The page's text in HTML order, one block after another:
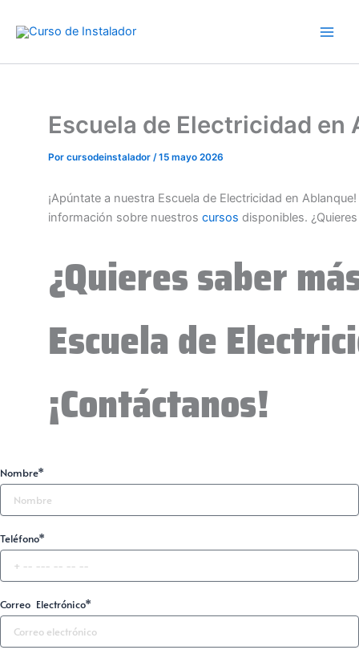
Escuela de Electricidad en
Por cursodeinstalador /15 mayo 2026
¡Apúntate a nuestra Escuela de Electricidad en
información sobre nuestros cursos disponibles.
¿Quieres saber
Escuela de
¡Contáctanos!
Nombre*
Teléfono*
Correo Electrónico*